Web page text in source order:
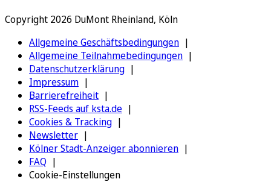
Copyright 2026 DuMont Rheinland, Köln
Allgemeine Geschäftsbedingungen
Allgemeine Teilnahmebedingungen
Datenschutzerklärung
Impressum
Barrierefreiheit
RSS-Feeds auf ksta.de
Cookies & Tracking
Newsletter
Kölner Stadt-Anzeiger abonnieren
FAQ
Cookie-Einstellungen